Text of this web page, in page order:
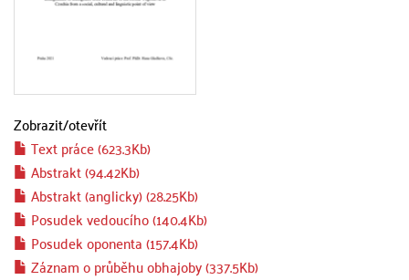
Zobrazit/otevřít
Text práce (623.3Kb)
Abstrakt (94.42Kb)
Abstrakt (anglicky) (28.25Kb)
Posudek vedoucího (140.4Kb)
Posudek oponenta (157.4Kb)
Záznam o průběhu obhajoby (337.5Kb)